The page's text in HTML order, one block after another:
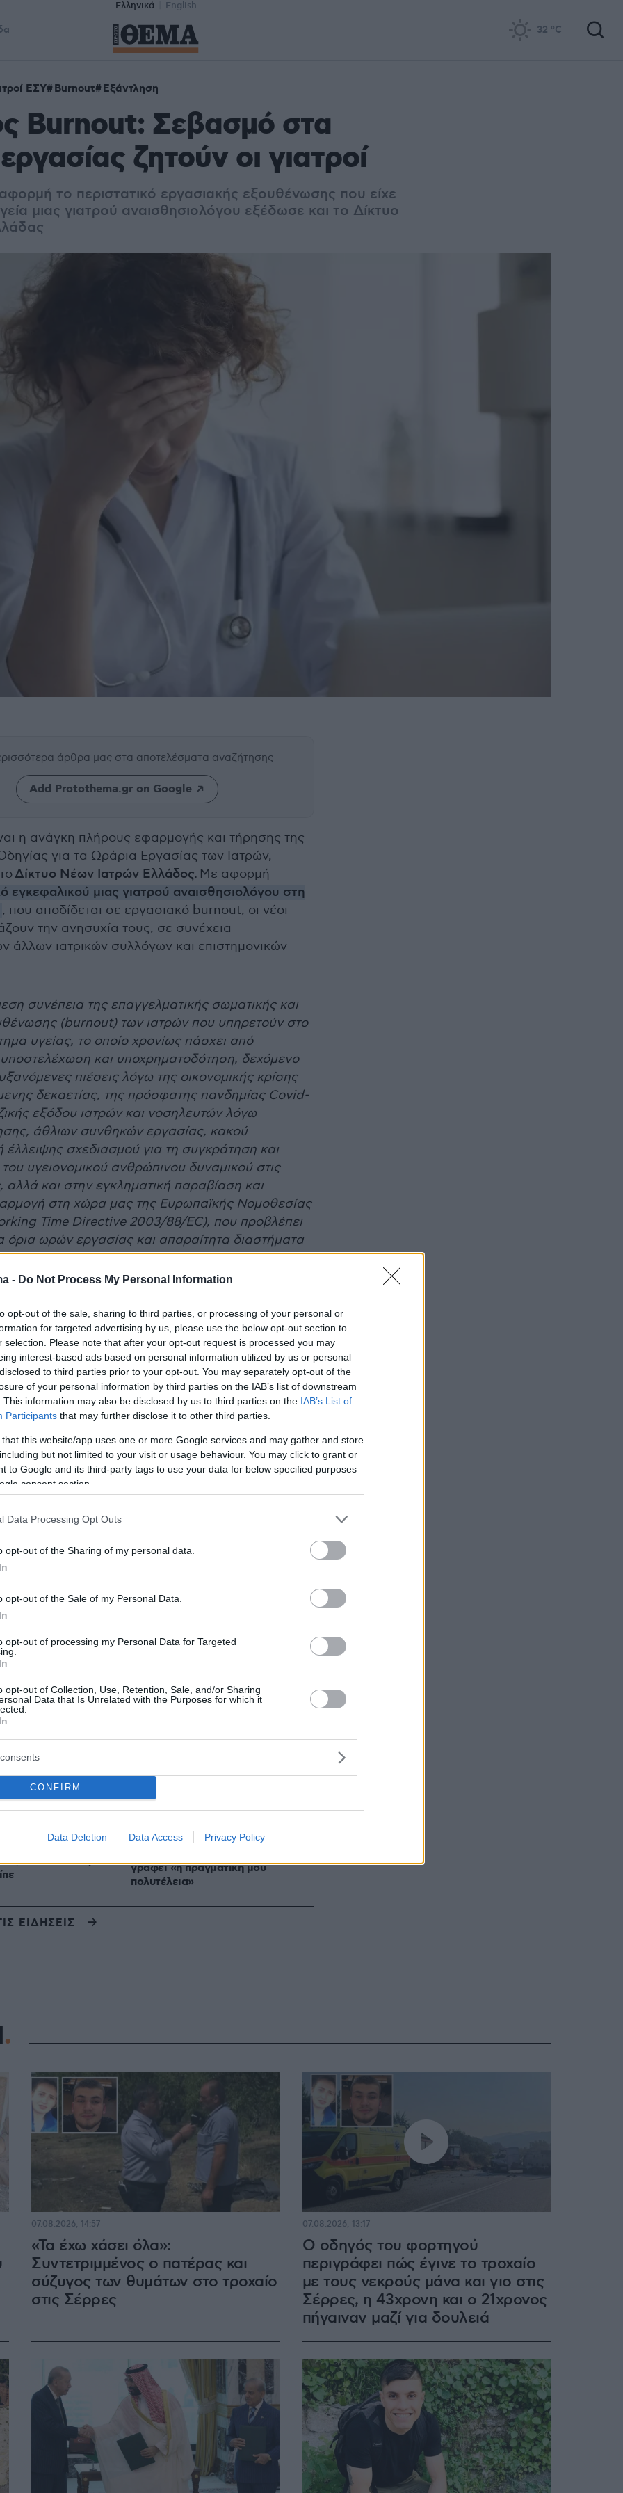
- Do Not Process My Personal Information
opt-out of the sale, sharing to third parties, or processing of your personal or
for targeted advertising by us, please use the below opt-out section to
selection. Please note that after your opt-out request is processed you may
interest-based ads based on personal information utilized by us or personal
to third parties prior to your opt-out. You may separately opt-out of the
of your personal information by third parties on the IAB’s list of downstream
This information may also be disclosed by us to third parties on the IAB’s List of
Participants that may further disclose it to other third parties.
that this website/app uses one or more Google services and may gather and store
but not limited to your visit or usage behaviour. You may click to grant or
to Google and its third-party tags to use your data for below specified purposes
consent section.
Data Processing Opt Outs
opt-out of the Sharing of my personal data.
opt-out of the Sale of my Personal Data.
opt-out of processing my Personal Data for Targeted
opt-out of Collection, Use, Retention, Sale, and/or Sharing
Data that Is Unrelated with the Purposes for which it
CONFIRM
Data Deletion Data Access Privacy Policy
Ελληνικά English
32 °C
ΕΣΥ Burnout Εξάντληση
Burnout: Σεβασμό στα
ζητούν οι γιατροί
το περιστατικό εργασιακής εξουθένωσης που είχε
μιας γιατρού αναισθησιολόγου εξέδωσε και το Δίκτυο
άρθρα μας στα αποτελέσματα αναζήτησης
Add Protothema.gr on Google
η ανάγκη πλήρους εφαρμογής και τήρησης της
για τα Ωράρια Εργασίας των Ιατρών,
Δίκτυο Νέων Ιατρών Ελλάδος. Με αφορμή
εγκεφαλικού μιας γιατρού αναισθησιολόγου στη
, που αποδίδεται σε εργασιακό burnout, οι νέοι
την ανησυχία τους, σε συνέχεια
άλλων ιατρικών συλλόγων και επιστημονικών
συνέπεια της επαγγελματικής σωματικής και
(burnout) των ιατρών που υπηρετούν στο
υγείας, το οποίο χρονίως πάσχει από
και υποχρηματοδότηση, δεχόμενο
πιέσεις λόγω της οικονομικής κρίσης
δεκαετίας, της πρόσφατης πανδημίας Covid-
εξόδου ιατρών και νοσηλευτών λόγω
άθλιων συνθηκών εργασίας, κακού
έλλειψης σχεδιασμού για τη συγκράτηση και
υγειονομικού ανθρώπινου δυναμικού στις
αλλά και στην εγκληματική παραβίαση και
στη χώρα μας της Ευρωπαϊκής Νομοθεσίας
Time Directive 2003/88/EC), που προβλέπει
όρια ωρών εργασίας και απαραίτητα διαστήματα
τους νοσοκομειακούς ιατρούς, είτε βρίσκονται
είτε είναι ειδικευμένοι», αναφέρει σε
στοygeiamou.gr
protothema.gr στο Google News και μάθετε πρώτοι
Ειδήσειςαπό την Ελλάδα και τον Κόσμο, τη
στο Protothema.gr
μικρό
που
τρέχουν
τις
καθηγητών,
καθηγητή που
λογοκλοπή
της
ΗΠΑ ντυμένος
«έχω ένα δώρο
το εξαφανίζουν
Το λάθος με το κλειδί του
Κυριάκος Μητσοτάκης: Το πρώτο
πριν 16 λεπτά
Τι έχουν πάθει οι εταιρείες και
φωτογραφίζεται με τον Γρηγόρη
γράφει «η πραγματική μου
πολυτέλεια»
πριν 22 λεπτά
ΕΙΔΗΣΕΙΣ
«Τα έχω χάσει όλα»:
Συντετριμμένος ο πατέρας και
σύζυγος των θυμάτων στο τροχαίο
στις Σέρρες
07.08.2026, 14:57
Ο οδηγός του φορτηγού
περιγράφει πώς έγινε το τροχαίο
με τους νεκρούς μάνα και γιο στις
Σέρρες, η 43χρονη και ο 21χρονος
πήγαιναν μαζί για δουλειά
07.08.2026, 13:17